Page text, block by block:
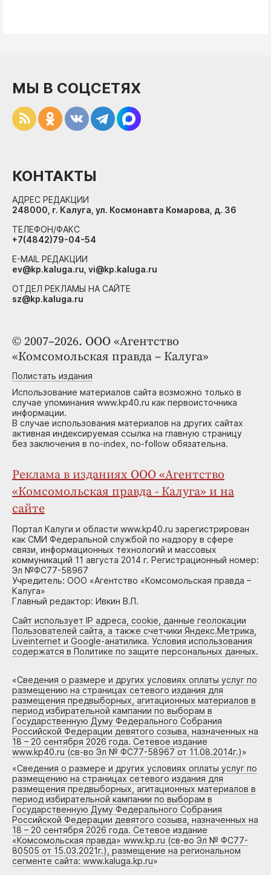
© 2007–2026. ООО «Агентство
«Комсомольская правда – Калуга»
Полистать издания
Использование материалов сайта возможно только в
случае упоминания www.kp40.ru как первоисточника
информации.
В случае использования материалов на других сайтах
активная индексируемая ссылка на главную страницу
без заключения в no-index, no-follow обязательна.
Реклама в изданиях ООО «Агентство
«Комсомольская правда - Калуга» и на
сайте
Портал Калуги и области www.kp40.ru зарегистрирован
как СМИ Федеральной службой по надзору в сфере
связи, информационных технологий и массовых
коммуникаций 11 августа 2014 г. Регистрационный номер:
Эл №ФС77-58967
Учредитель: ООО «Агентство «Комсомольская правда –
Калуга»
Главный редактор: Ивкин В.П.
Сайт использует IP адреса, cookie, данные геолокации
Пользователей сайта, а также счетчики Яндекс.Метрика,
Liveinternet и Google-анатилика. Условия использования
содержатся в Политике по защите персональных данных.
«Сведения о размере и других условиях оплаты услуг по
размещению на страницах сетевого издания для
размещения предвыборных, агитационных материалов в
период избирательной кампании по выборам в
Государственную Думу Федерального Собрания
Российской Федерации девятого созыва, назначенных на
18 – 20 сентября 2026 года. Сетевое издание
www.kp40.ru (св-во Эл № ФС77-58967 от 11.08.2014г.)»
«Сведения о размере и других условиях оплаты услуг по
размещению на страницах сетевого издания для
размещения предвыборных, агитационных материалов в
период избирательной кампании по выборам в
Государственную Думу Федерального Собрания
Российской Федерации девятого созыва, назначенных на
18 – 20 сентября 2026 года. Сетевое издание
«Комсомольская правда» www.kp.ru (св-во Эл № ФС77-
80505 от 15.03.2021г.), размещение на региональном
сегменте сайта: www.kaluga.kp.ru»
МЫ В СОЦСЕТЯХ
КОНТАКТЫ
АДРЕС РЕДАКЦИИ
248000, г. Калуга, ул. Космонавта Комарова, д. 36
ТЕЛЕФОН/ФАКС
+7(4842)79-04-54
E-MAIL РЕДАКЦИИ
ev@kp.kaluga.ru, vi@kp.kaluga.ru
ОТДЕЛ РЕКЛАМЫ НА САЙТЕ
sz@kp.kaluga.ru